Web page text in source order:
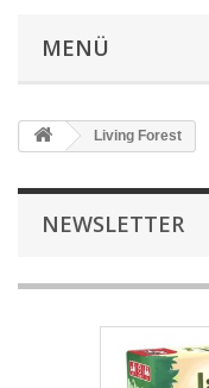
MENÜ
Living Forest
NEWSLETTER